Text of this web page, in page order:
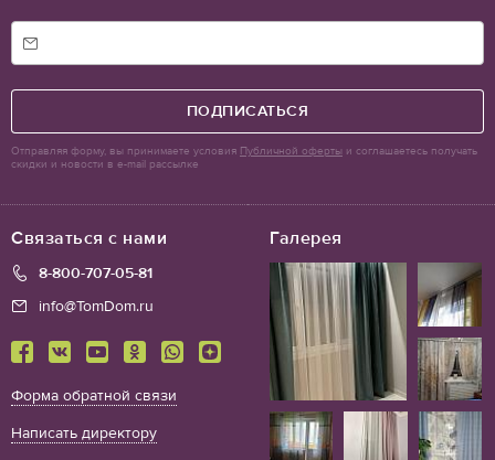
Галерея
Связаться с нами
8-800-707-05-81
info@TomDom.ru
Форма обратной связи
Написать директору
ПОДПИСАТЬСЯ
Отправляя форму, вы принимаете условия Публичной оферты и соглашаетесь получать
скидки и новости в e-mail рассылке